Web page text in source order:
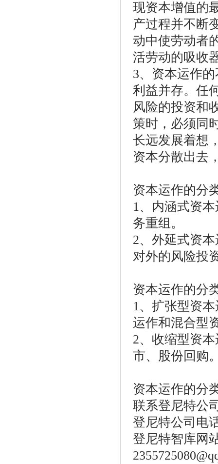
现资本增值的
产过程并不断
动中使劳动者
活劳动的吸收
3、资本运作
利益并存。任
风险的投资和
策时，必须同
长远发展着想
资本分散出去
资本运作的分
1、内涵式资
务重组。
2、外延式资
对外的风险投
资本运作的分
1、扩张型资
运作和混合型
2、收缩型资
市、股份回购
资本运作的分
联系登尼特公
登尼特公司电
登尼特智库网